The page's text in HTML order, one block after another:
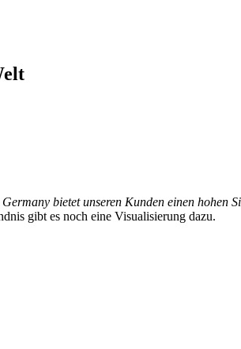
bietet unseren Kunden einen hohen
gibt es noch eine Visualisierung dazu.